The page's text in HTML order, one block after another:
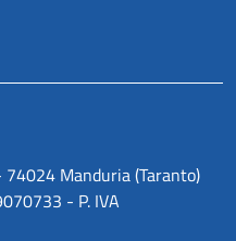
Manduria (Taranto)
- P. IVA